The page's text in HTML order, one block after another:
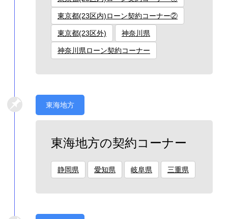
東京都(23区内)ローン契約コーナー②
東京都(23区外) 神奈川県
神奈川県ローン契約コーナー
東海地方
東海地方の契約コーナー
静岡県 愛知県 岐阜県 三重県